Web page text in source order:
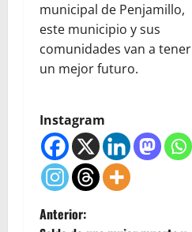
municipal de Penjamillo,
este municipio y sus
comunidades van a tener
un mejor futuro.
Instagram
N
Anterior: